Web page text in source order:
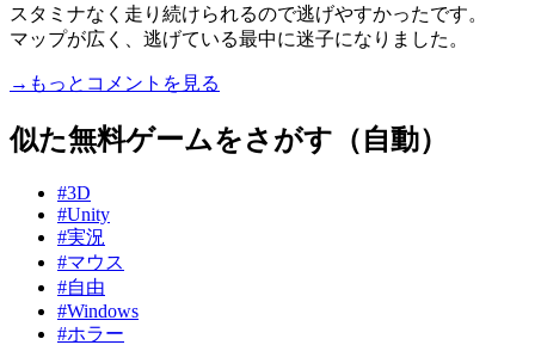
スタミナなく走り続けられるので逃げやすかったです。
マップが広く、逃げている最中に迷子になりました。
→もっとコメントを見る
似た無料ゲームをさがす（自動）
#3D
#Unity
#実況
#マウス
#自由
#Windows
#ホラー